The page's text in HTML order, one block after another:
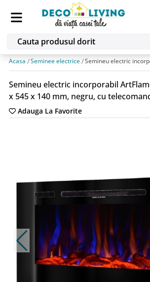
Acasa Seminee electrice Semineu electric
Semineu electric incorporabil
x 545 x 140 mm, negru, cu
Adauga La Favorite